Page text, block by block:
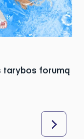
tarybos forumą